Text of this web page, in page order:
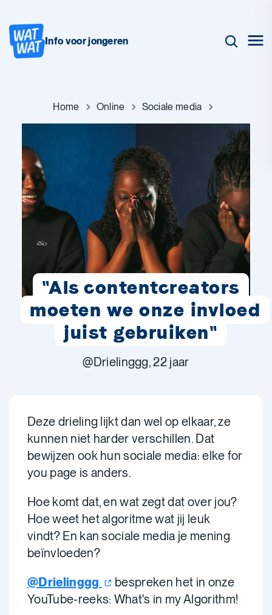
Info voor jongeren
Home Online Sociale media
"Als contentcreators
moeten we onze invloed
juist gebruiken"
@Drielinggg, 22 jaar
Deze drieling lijkt dan wel op elkaar, ze
kunnen niet harder verschillen. Dat
bewijzen ook hun sociale media: elke for
you page is anders.
Hoe komt dat, en wat zegt dat over jou?
Hoe weet het algoritme wat jij leuk
vindt? En kan sociale media je mening
beïnvloeden?
@Drielinggg
bespreken het in onze
YouTube-reeks: What's in my Algorithm!